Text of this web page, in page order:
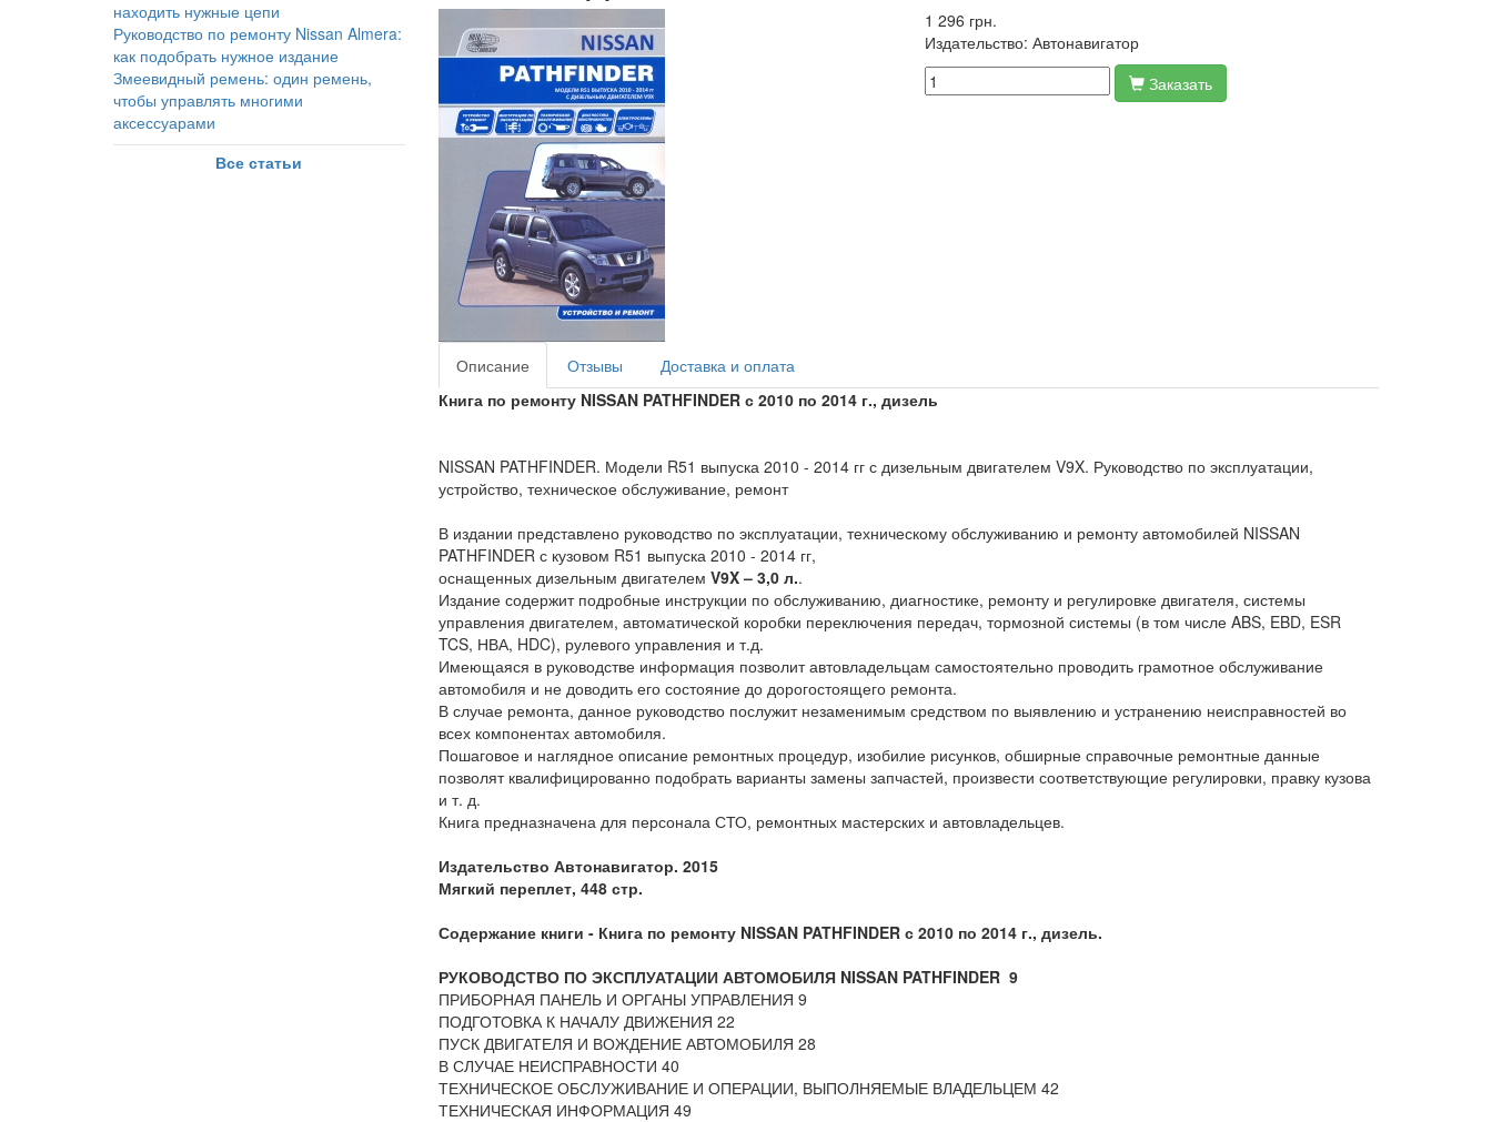
находить нужные цепи
Руководство по ремонту Nissan Almera:
как подобрать нужное издание
Змеевидный ремень: один ремень,
чтобы управлять многими
аксессуарами
Все статьи
1 296 грн.
Издательство: Автонавигатор
Заказать
Описание Отзывы
Доставка и оплата
Книга по ремонту NISSAN PATHFINDER с 2010 по 2014 г., дизель
NISSAN PATHFINDER. Модели R51 выпуска 2010 - 2014 гг с дизельным двигателем V9X. Руководство по эксплуатации,
устройство, техническое обслуживание, ремонт
В издании представлено руководство по эксплуатации, техническому обслуживанию и ремонту автомобилей NISSAN
PATHFINDER с кузовом R51 выпуска 2010 - 2014 гг,
оснащенных дизельным двигателем V9X – 3,0 л..
Издание содержит подробные инструкции по обслуживанию, диагностике, ремонту и регулировке двигателя, системы
управления двигателем, автоматической коробки переключения передач, тормозной системы (в том числе ABS, EBD, ESR
TCS, НВА, HDC), рулевого управления и т.д.
Имеющаяся в руководстве информация позволит автовладельцам самостоятельно проводить грамотное обслуживание
автомобиля и не доводить его состояние до дорогостоящего ремонта.
В случае ремонта, данное руководство послужит незаменимым средством по выявлению и устранению неисправностей во
всех компонентах автомобиля.
Пошаговое и наглядное описание ремонтных процедур, изобилие рисунков, обширные справочные ремонтные данные
позволят квалифицированно подобрать варианты замены запчастей, произвести соответствующие регулировки, правку кузова
и т. д.
Книга предназначена для персонала СТО, ремонтных мастерских и автовладельцев.
Издательство Автонавигатор. 2015
Мягкий переплет, 448 стр.
Содержание книги - Книга по ремонту NISSAN PATHFINDER с 2010 по 2014 г., дизель.
РУКОВОДСТВО ПО ЭКСПЛУАТАЦИИ АВТОМОБИЛЯ NISSAN PATHFINDER 9
ПРИБОРНАЯ ПАНЕЛЬ И ОРГАНЫ УПРАВЛЕНИЯ 9
ПОДГОТОВКА К НАЧАЛУ ДВИЖЕНИЯ 22
ПУСК ДВИГАТЕЛЯ И ВОЖДЕНИЕ АВТОМОБИЛЯ 28
В СЛУЧАЕ НЕИСПРАВНОСТИ 40
ТЕХНИЧЕСКОЕ ОБСЛУЖИВАНИЕ И ОПЕРАЦИИ, ВЫПОЛНЯЕМЫЕ ВЛАДЕЛЬЦЕМ 42
ТЕХНИЧЕСКАЯ ИНФОРМАЦИЯ 49